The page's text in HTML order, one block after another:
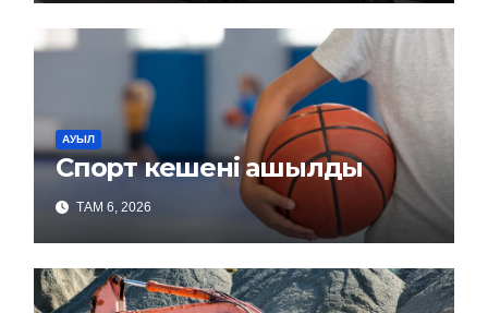
АУЫЛ
Спорт кешені ашылды
ТАМ 6, 2026